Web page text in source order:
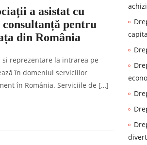
a asistat cu
consultanță pentru
din România
si reprezentare la intrarea pe
în domeniul serviciilor
în România. Serviciile de […]